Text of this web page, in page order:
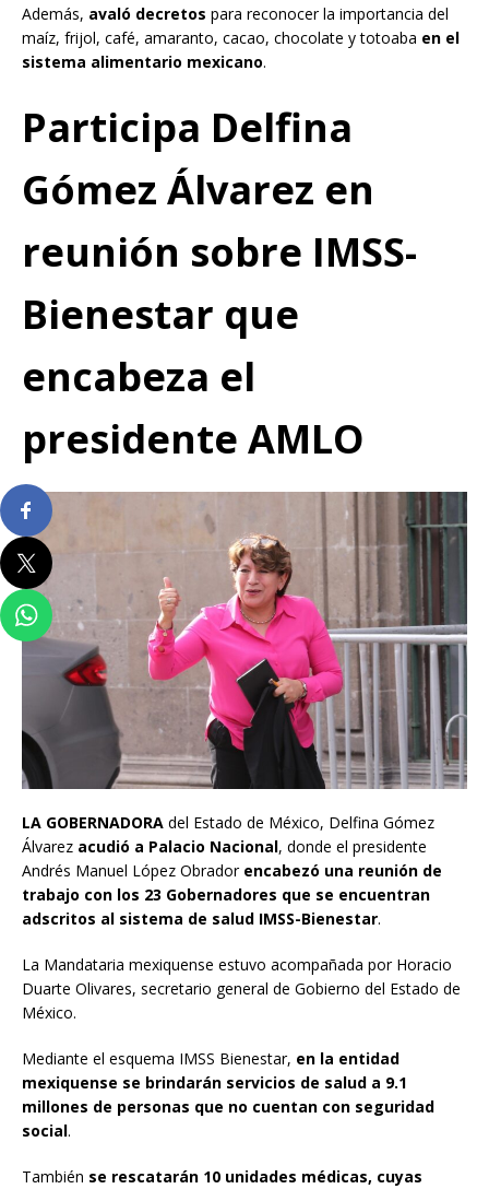
Además, avaló decretos para reconocer la importancia del
maíz, frijol, café, amaranto, cacao, chocolate y totoaba en el
sistema alimentario mexicano.
Participa Delfina
Gómez Álvarez en
reunión sobre IMSS-
Bienestar que
encabeza el
presidente AMLO
LA GOBERNADORA del Estado de México, Delfina Gómez
Álvarez acudió a Palacio Nacional, donde el presidente
Andrés Manuel López Obrador encabezó una reunión de
trabajo con los 23 Gobernadores que se encuentran
adscritos al sistema de salud IMSS-Bienestar.
La Mandataria mexiquense estuvo acompañada por Horacio
Duarte Olivares, secretario general de Gobierno del Estado de
México.
Mediante el esquema IMSS Bienestar, en la entidad
mexiquense se brindarán servicios de salud a 9.1
millones de personas que no cuentan con seguridad
social.
También se rescatarán 10 unidades médicas, cuyas